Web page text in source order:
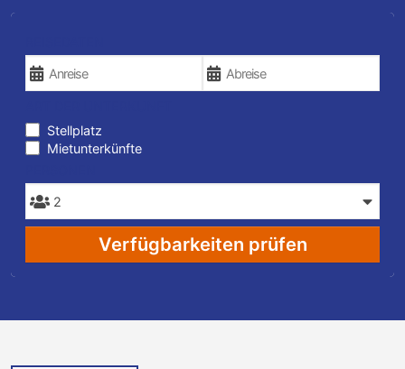
Stellplatz
Mietunterkünfte
Verfügbarkeiten prüfen